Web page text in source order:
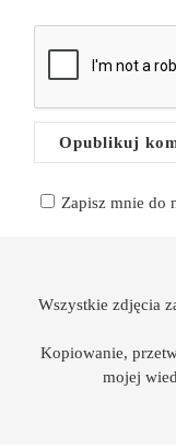
Zapisz mnie do
Wszystkie zdjęcia
Kopiowanie,
mojej